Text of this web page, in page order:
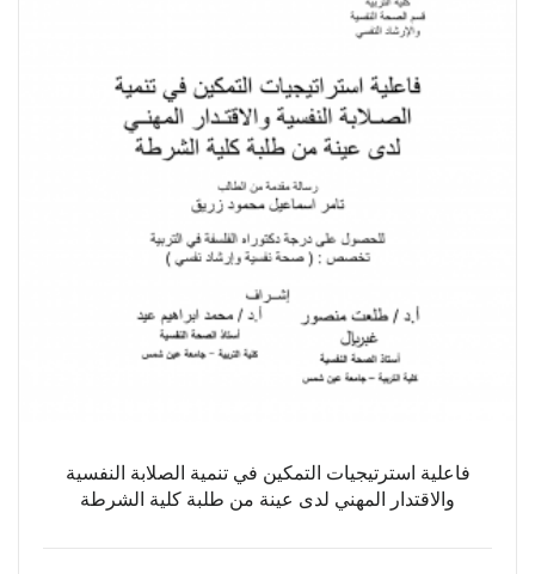
فاعلية استرتيجيات التمكين في تنمية الصلابة النفسية
والاقتدار المهني لدى عينة من طلبة كلية الشرطة